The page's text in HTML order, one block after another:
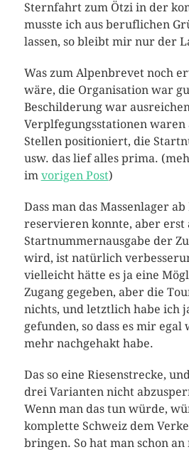
Sternfahrt zum Ötzi in der
musste ich aus beruflichen
lassen, so bleibt mir nur der
Was zum Alpenbrevet noch
wäre, die Organisation war
Beschilderung war
Verplfegungsstationen
Stellen positioniert, die
usw. das lief alles prima.
im vorigen Post)
Dass man das Massenlager
reservieren konnte, aber erst
Startnummernausgabe der
wird, ist natürlich
vielleicht hätte es ja eine
Zugang gegeben, aber die
nichts, und letztlich habe ich
gefunden, so dass es mir
mehr nachgehakt habe.
Das so eine Riesenstrecke,
drei Varianten nicht
Wenn man das tun würde,
komplette Schweiz dem
bringen. So hat man schon